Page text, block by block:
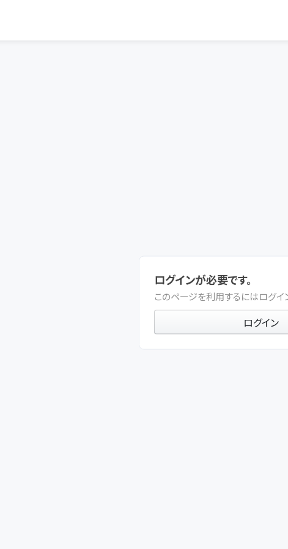
ログインが必要です。
このページを利用するにはログイ
ログイン